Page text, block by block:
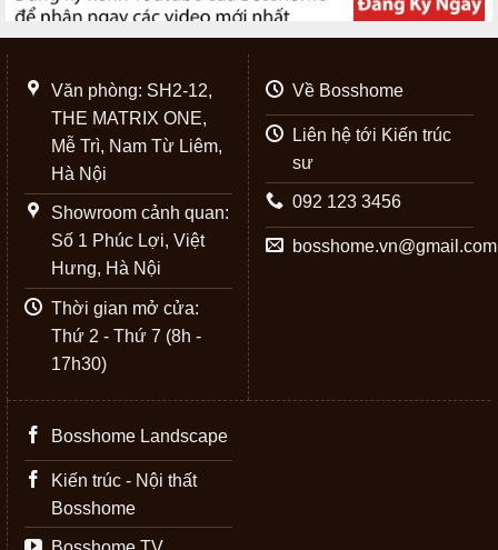
Văn phòng: SH2-12,
THE MATRIX ONE,
Mễ Trì, Nam Từ Liêm,
Hà Nội
Showroom cảnh quan:
Số 1 Phúc Lợi, Việt
Hưng, Hà Nội
Thời gian mở cửa:
Thứ 2 - Thứ 7 (8h -
17h30)
Về Bosshome
Liên hệ tới Kiến trúc
sư
092 123 3456
bosshome.vn@gmail.com
Bosshome Landscape
Kiến trúc - Nội thất
Bosshome